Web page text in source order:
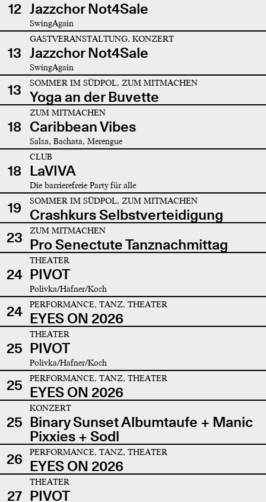
12 Jazzchor Not4Sale
SwingAgain
13
GASTVERANSTALTUNG, KONZERT
Jazzchor Not4Sale
SwingAgain
13 SOMMER IM SÜDPOL, ZUM MITMACHEN
Yoga an der Buvette
18
ZUM MITMACHEN
Caribbean Vibes
Salsa, Bachata, Merengue
18
CLUB
LaVIVA
Die barrierefreie Party für alle
19 SOMMER IM SÜDPOL, ZUM MITMACHEN
Crashkurs Selbstverteidigung
23
ZUM MITMACHEN
Pro Senectute Tanznachmittag
24
THEATER
PIVOT
Polivka/Hafner/Koch
24 PERFORMANCE, TANZ, THEATER
EYES ON 2026
25
THEATER
PIVOT
Polivka/Hafner/Koch
25 PERFORMANCE, TANZ, THEATER
EYES ON 2026
25
KONZERT
Binary Sunset Albumtaufe + Manic
Pixxies + Sodl
26
PERFORMANCE, TANZ, THEATER
EYES ON 2026
27
THEATER
PIVOT